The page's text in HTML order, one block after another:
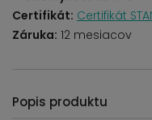
Certifikát: Certifikát
Záruka: 12 mesiacov
Popis produktu